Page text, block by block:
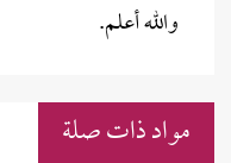
والله أعلم.
مواد ذات صلة